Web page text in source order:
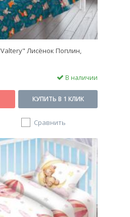
Лисёнок Поплин,
В наличии
КУПИТЬ В 1 КЛИК
Сравнить